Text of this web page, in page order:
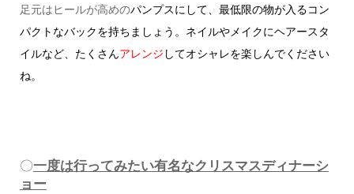
足元はヒールが高めのパンプスにして、最低限の物が入るコン
パクトなバックを持ちましょう。 ネイルやメイクにヘアースタ
イルなど、たくさんアレンジ してオシャレを楽しんでください
ね。
〇一度は行ってみたい有名なクリスマスディナーシ
ョー